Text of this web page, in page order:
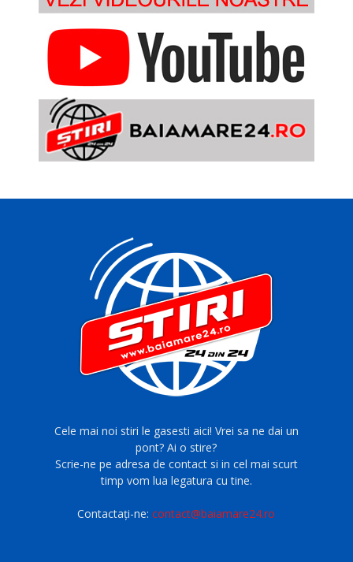
Cele mai noi stiri le gasesti aici! Vrei sa ne dai un
pont? Ai o stire?
Scrie-ne pe adresa de contact si in cel mai scurt
timp vom lua legatura cu tine.
Contactați-ne:contact@baiamare24.ro